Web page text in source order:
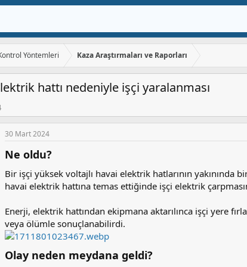
Yöntemleri Kaza Araştırmaları ve Raporları
hattı nedeniyle işçi yaralanması
30 Mart 2024
Ne oldu?​
Bir işçi yüksek voltajlı havai elektrik hatlarının yakınında
havai elektrik hattına temas ettiğinde işçi elektrik
Enerji, elektrik hattından ekipmana aktarılınca işçi yere
veya ölümle sonuçlanabilirdi.
Olay neden meydana geldi?​